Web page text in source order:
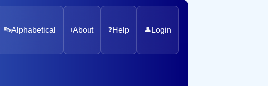
🔤Alphabetical ℹ️About ❓Help 👤Login